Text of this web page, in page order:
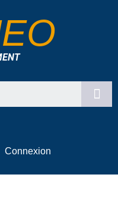
Connexion